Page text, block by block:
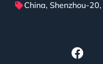
China, Shenzhou-20,